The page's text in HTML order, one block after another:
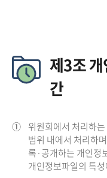
제3조
간
① 위원회에서 처리하
범위 내에서 처리하
록·공개하는 개인정
개인정보파일의 특